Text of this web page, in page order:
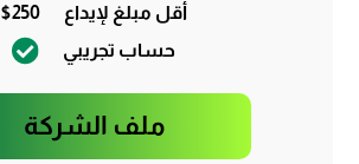
أقل مبلغ لإيداع
$250
حساب تجريبي
ملف الشركة